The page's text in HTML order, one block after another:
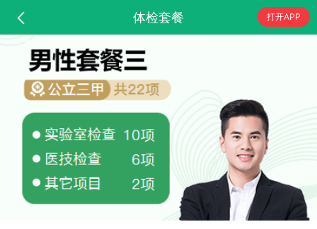
体检套餐 打开APP